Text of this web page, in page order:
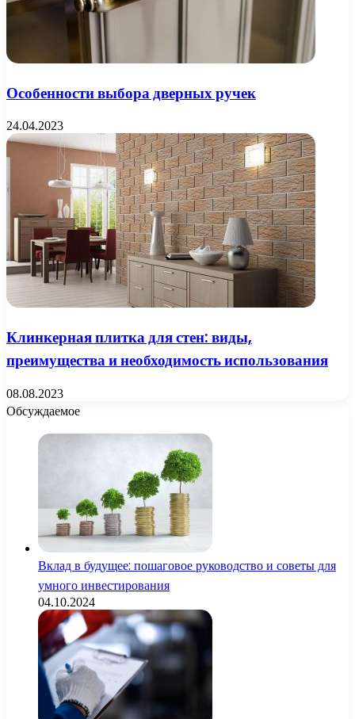
Особенности выбора дверных ручек
24.04.2023
Клинкерная плитка для стен: виды,
преимущества и необходимость использования
08.08.2023
Обсуждаемое
Вклад в будущее: пошаговое руководство и советы для
умного инвестирования
04.10.2024